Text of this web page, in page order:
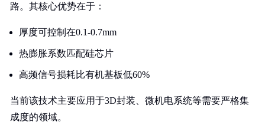
路。其核心优势在于：
厚度可控制在0.1-0.7mm
热膨胀系数匹配硅芯片
高频信号损耗比有机基板低60%
当前该技术主要应用于3D封装、微机电系统等需要严格集
成度的领域。